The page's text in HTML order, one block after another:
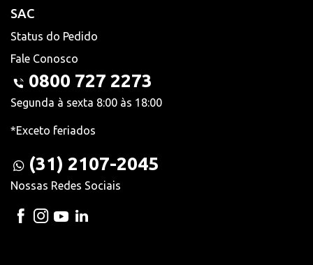
SAC
Status do Pedido
Fale Conosco
0800 727 2273
Segunda à sexta 8:00 às 18:00
*Exceto feriados
(31) 2107-2045
Nossas Redes Sociais